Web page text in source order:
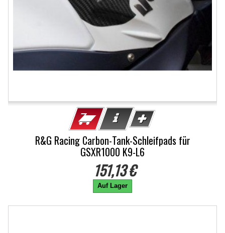
R&G Racing Carbon-Tank-Schleifpads für
GSXR1000 K9-L6
151,13 €
Auf Lager